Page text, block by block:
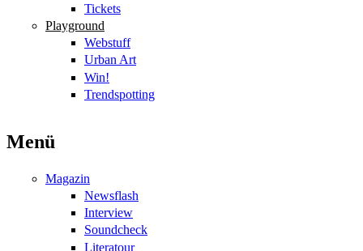
Tickets
Playground
Webstuff
Urban Art
Win!
Trendspotting
Menü
Magazin
Newsflash
Interview
Soundcheck
Literatour